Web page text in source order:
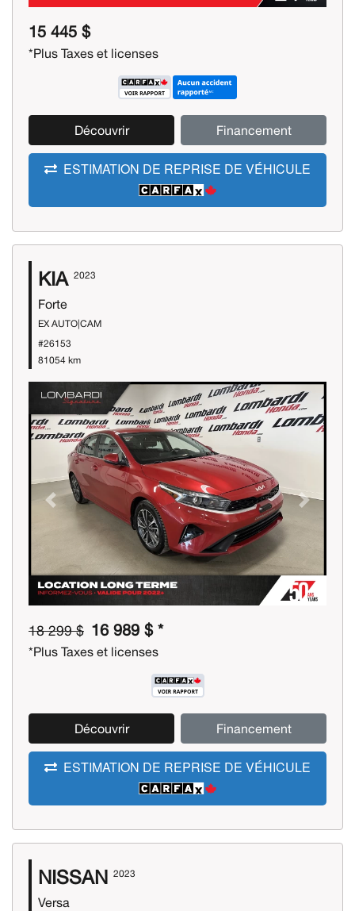
15 445 $
*Plus Taxes et licenses
Découvrir Financement
ESTIMATION DE REPRISE DE VÉHICULE
KIA 2023
Forte
EX AUTO|CAM
#26153
81054 km
Previous Next
18 299 $ 16 989 $ *
*Plus Taxes et licenses
Découvrir Financement
ESTIMATION DE REPRISE DE VÉHICULE
NISSAN 2023
Versa